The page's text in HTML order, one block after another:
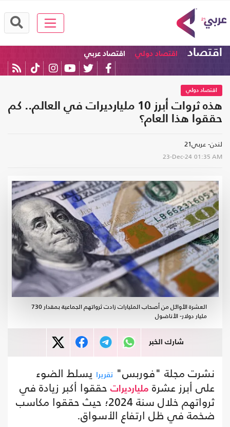
اقتصاد اقتصاد دولي اقتصاد عربي
اقتصاد دولي
هذه ثروات أبرز 10 مليارديرات في العالم.. كم
حققوا هذا العام؟
لندن- عربي21
23-Dec-24 01:35 AM
العشرة الأوائل من أصحاب المليارات زادت ثرواتهم الجماعية بمقدار 730
مليار دولار- الأناضول
شارك الخبر
نشرت مجلة "فوربس" تقريرا يسلط الضوء
على أبرز عشرة مليارديرات حققوا أكبر زيادة في
ثرواتهم خلال سنة 2024؛ حيث حققوا مكاسب
ضخمة في ظل ارتفاع الأسواق.